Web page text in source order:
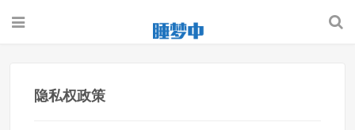
隐私权政策